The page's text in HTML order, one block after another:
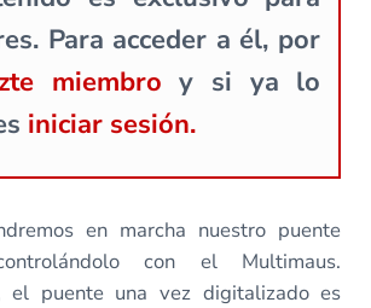
Para acceder a él, por
miembro y si ya lo
iniciar sesión.
en marcha nuestro puente
con el Multimaus.
el puente una vez digitalizado es